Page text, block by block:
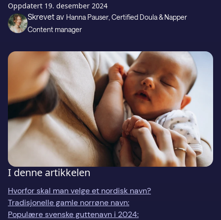
Kundestøtte
LAST NED PÅ
Oppdatert 19. desember 2024
Skrevet av Hanna Pauser , Certified Doula & Napper
Content manager
I denne artikkelen
Hvorfor skal man velge et nordisk navn?
Tradisjonelle gamle norrøne navn:
Populære svenske guttenavn i 2024: